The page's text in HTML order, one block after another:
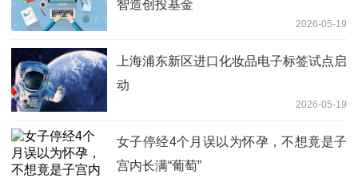
智造创投基金
2026-05-19
上海浦东新区进口化妆品电子标签试点启
动
2026-05-19
女子停经4个月误以为怀孕，不想竟是子
宫内长满“葡萄”